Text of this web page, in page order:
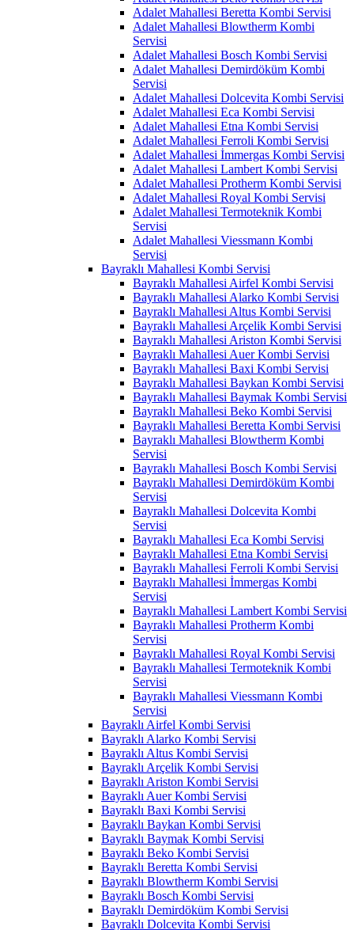
Adalet Mahallesi Beretta Kombi Servisi
Adalet Mahallesi Blowtherm Kombi
Servisi
Adalet Mahallesi Bosch Kombi Servisi
Adalet Mahallesi Demirdöküm Kombi
Servisi
Adalet Mahallesi Dolcevita Kombi Servisi
Adalet Mahallesi Eca Kombi Servisi
Adalet Mahallesi Etna Kombi Servisi
Adalet Mahallesi Ferroli Kombi Servisi
Adalet Mahallesi İmmergas Kombi Servisi
Adalet Mahallesi Lambert Kombi Servisi
Adalet Mahallesi Protherm Kombi Servisi
Adalet Mahallesi Royal Kombi Servisi
Adalet Mahallesi Termoteknik Kombi
Servisi
Adalet Mahallesi Viessmann Kombi
Servisi
Bayraklı Mahallesi Kombi Servisi
Bayraklı Mahallesi Airfel Kombi Servisi
Bayraklı Mahallesi Alarko Kombi Servisi
Bayraklı Mahallesi Altus Kombi Servisi
Bayraklı Mahallesi Arçelik Kombi Servisi
Bayraklı Mahallesi Ariston Kombi Servisi
Bayraklı Mahallesi Auer Kombi Servisi
Bayraklı Mahallesi Baxi Kombi Servisi
Bayraklı Mahallesi Baykan Kombi Servisi
Bayraklı Mahallesi Baymak Kombi Servisi
Bayraklı Mahallesi Beko Kombi Servisi
Bayraklı Mahallesi Beretta Kombi Servisi
Bayraklı Mahallesi Blowtherm Kombi
Servisi
Bayraklı Mahallesi Bosch Kombi Servisi
Bayraklı Mahallesi Demirdöküm Kombi
Servisi
Bayraklı Mahallesi Dolcevita Kombi
Servisi
Bayraklı Mahallesi Eca Kombi Servisi
Bayraklı Mahallesi Etna Kombi Servisi
Bayraklı Mahallesi Ferroli Kombi Servisi
Bayraklı Mahallesi İmmergas Kombi
Servisi
Bayraklı Mahallesi Lambert Kombi Servisi
Bayraklı Mahallesi Protherm Kombi
Servisi
Bayraklı Mahallesi Royal Kombi Servisi
Bayraklı Mahallesi Termoteknik Kombi
Servisi
Bayraklı Mahallesi Viessmann Kombi
Servisi
Bayraklı Airfel Kombi Servisi
Bayraklı Alarko Kombi Servisi
Bayraklı Altus Kombi Servisi
Bayraklı Arçelik Kombi Servisi
Bayraklı Ariston Kombi Servisi
Bayraklı Auer Kombi Servisi
Bayraklı Baxi Kombi Servisi
Bayraklı Baykan Kombi Servisi
Bayraklı Baymak Kombi Servisi
Bayraklı Beko Kombi Servisi
Bayraklı Beretta Kombi Servisi
Bayraklı Blowtherm Kombi Servisi
Bayraklı Bosch Kombi Servisi
Bayraklı Demirdöküm Kombi Servisi
Bayraklı Dolcevita Kombi Servisi